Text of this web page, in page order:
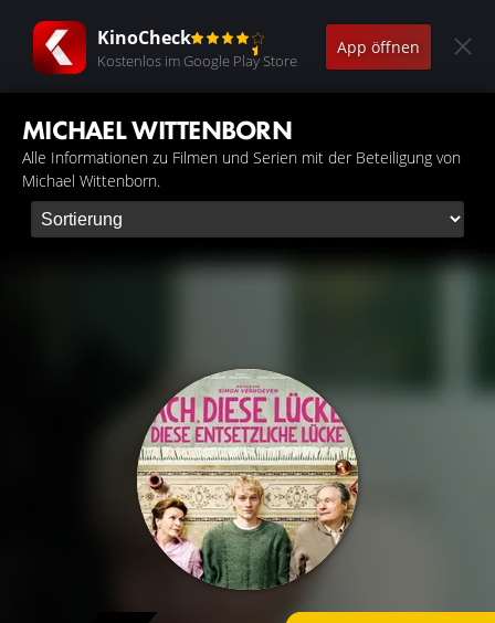
KinoCheck
Kostenlos im Google Play Store
App öffnen
MICHAEL WITTENBORN
Alle Informationen zu Filmen und Serien mit der Beteiligung von
Michael Wittenborn.